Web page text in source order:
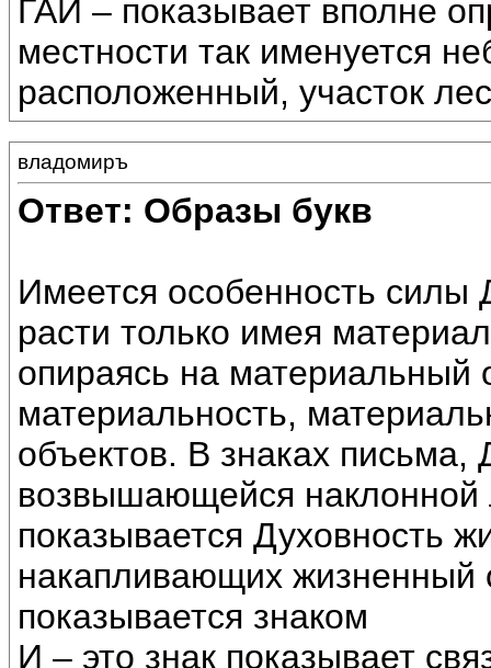
ГАЙ – показывает вполне
местности так именуется
расположенный, участок
владомиръ
Ответ: Образы букв
Имеется особенность силы
расти только имея
опираясь на материальный
материальность,
объектов. В знаках письма,
возвышающейся наклонной
показывается Духовность
накапливающих жизненный
показывается знаком
И – это знак показывает